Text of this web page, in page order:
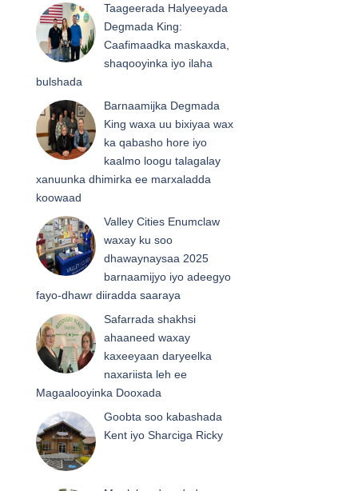
Taageerada Halyeeyada
Degmada King:
Caafimaadka maskaxda,
shaqooyinka iyo ilaha
bulshada
Barnaamijka Degmada
King waxa uu bixiyaa wax
ka qabasho hore iyo
kaalmo loogu talagalay
xanuunka dhimirka ee marxaladda
koowaad
Valley Cities Enumclaw
waxay ku soo
dhawaynaysaa 2025
barnaamijyo iyo adeegyo
fayo-dhawr diiradda saaraya
Safarrada shakhsi
ahaaneed waxay
kaxeeyaan daryeelka
naxariista leh ee
Magaalooyinka Dooxada
Goobta soo kabashada
Kent iyo Sharciga Ricky